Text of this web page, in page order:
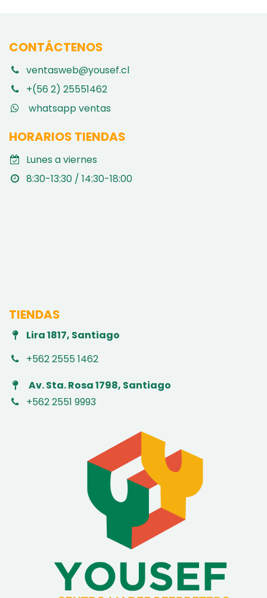
CONTÁCTENOS
ventasweb@yousef.cl
+(56 2) 25551462
whatsapp ventas
HORARIOS TIENDAS
Lunes a viernes
8:30-13:30 / 14:30-18:00
TIENDAS
Lira 1817, Santiago
+562 2555 1462
Av. Sta. Rosa 1798, Santiago
+562 2551 9993